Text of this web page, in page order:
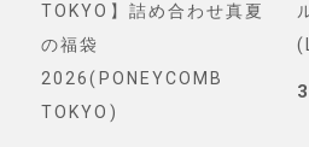
TOKYO】詰め合わせ真夏
の福袋
2026(PONEYCOMB
TOKYO)